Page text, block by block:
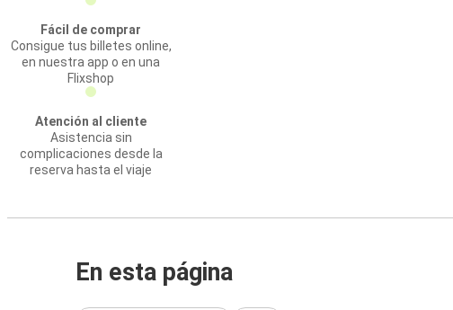
Fácil de comprar
Consigue tus billetes online,
en nuestra app o en una
Flixshop
Atención al cliente
Asistencia sin
complicaciones desde la
reserva hasta el viaje
En esta página